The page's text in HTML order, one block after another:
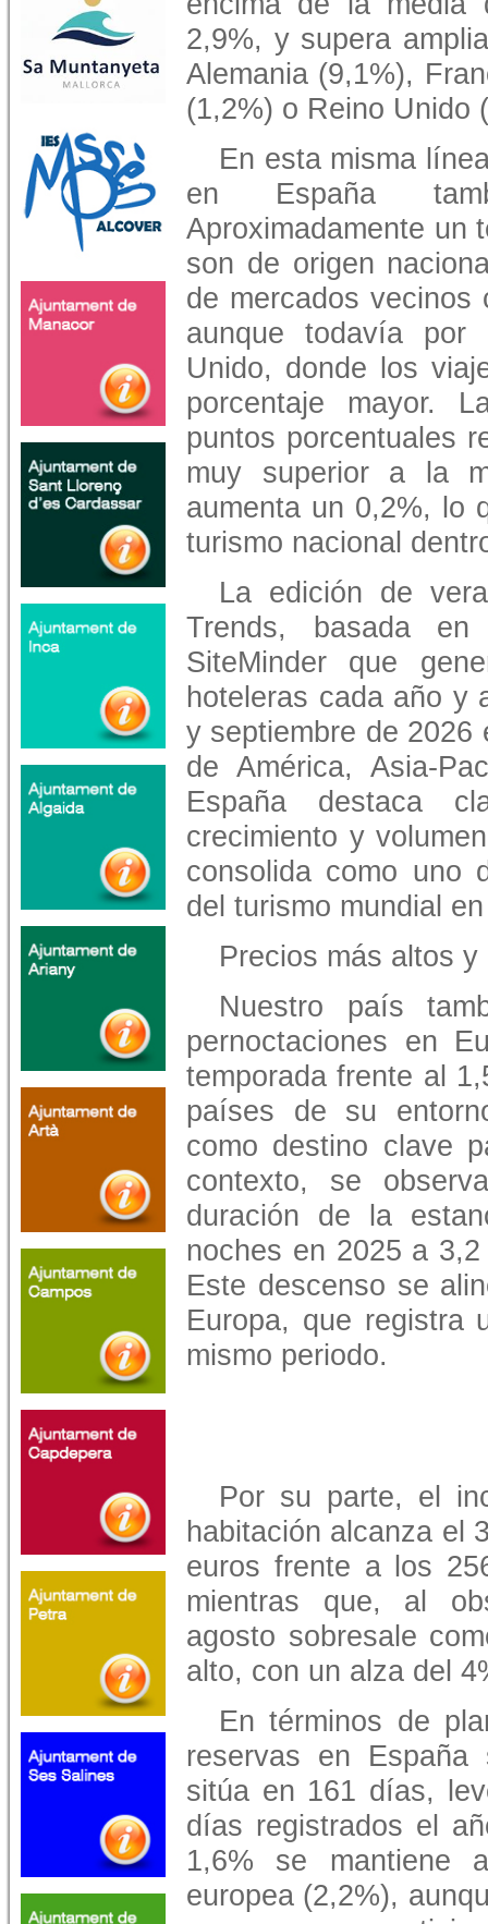
2,9%, y supera
Alemania (9,1%),
(1,2%) o Reino Unido
En esta misma
en España
Aproximadamente un
son de origen
de mercados vecinos
aunque todavía por
Unido, donde los
porcentaje mayor.
puntos porcentuales
muy superior a la
aumenta un 0,2%, lo
turismo nacional
La edición de
Trends, basada
SiteMinder que
hoteleras cada año y
y septiembre de 2026
de América, Asia-
España destaca
crecimiento y
consolida como uno
del turismo mundial
Precios más altos
Nuestro país
pernoctaciones en
temporada frente al
países de su
como destino clave
contexto, se
duración de la
noches en 2025 a
Este descenso se
Europa, que registra
mismo periodo.
Por su parte, el
habitación alcanza el
euros frente a los
mientras que, al
agosto sobresale
alto, con un alza del
En términos de
reservas en
sitúa en 161 días,
días registrados el
1,6% se mantiene
europea (2,2%),